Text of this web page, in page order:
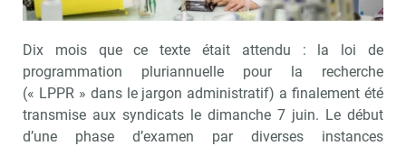
Dix mois que ce texte était attendu : la loi de
programmation pluriannuelle pour la recherche
(« LPPR » dans le jargon administratif) a finalement été
transmise aux syndicats le dimanche 7 juin. Le début
d’une phase d’examen par diverses instances